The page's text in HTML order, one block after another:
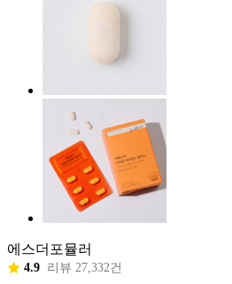
에스더포뮬러
4.9 리뷰 27,332건